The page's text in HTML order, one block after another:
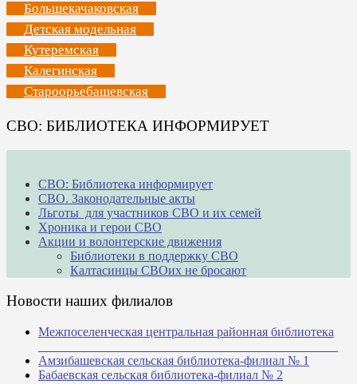
Большекачаковская
Детская модельная
Кутеремская
Калегинская
Староорьебашевская
СВО: БИБЛИОТЕКА ИНФОРМИРУЕТ
СВО: Библиотека информирует
СВО. Законодательные акты
Льготы для участников СВО и их семей
Хроника и герои СВО
Акции и волонтерские движения
Библиотеки в поддержку СВО
Калтасинцы СВОих не бросают
Новости наших филиалов
Межпоселенческая центральная районная библиотека
Амзибашевская сельская библиотека-филиал № 1
Бабаевская сельская библиотека-филиал № 2